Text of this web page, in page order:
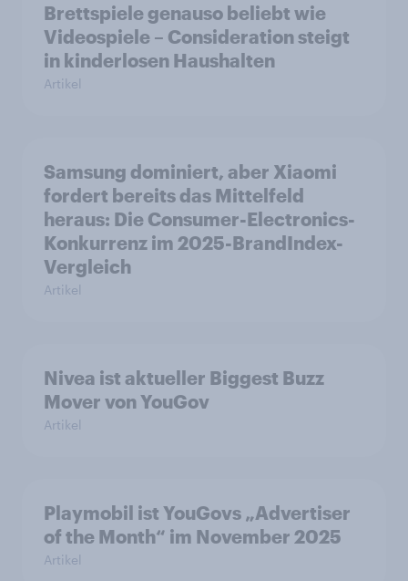
Brettspiele genauso beliebt wie
Videospiele – Consideration steigt
in kinderlosen Haushalten
Artikel
Samsung dominiert, aber Xiaomi
fordert bereits das Mittelfeld
heraus: Die Consumer-Electronics-
Konkurrenz im 2025-BrandIndex-
Vergleich
Artikel
Nivea ist aktueller Biggest Buzz
Mover von YouGov
Artikel
Playmobil ist YouGovs „Advertiser
of the Month“ im November 2025
Artikel